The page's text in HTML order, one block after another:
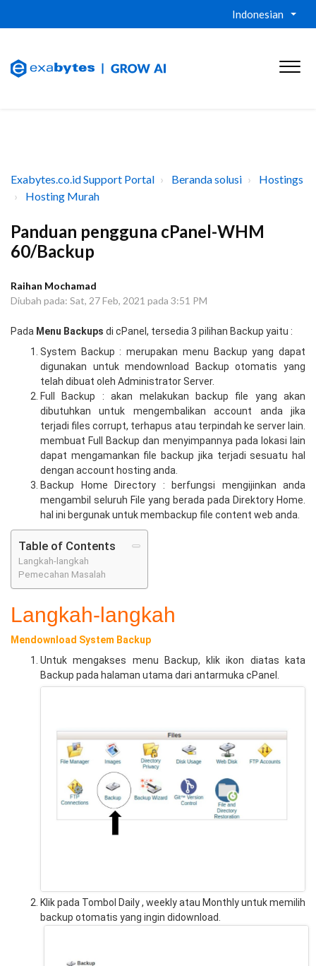
Indonesian
Exabytes.co.id Support Portal Beranda solusi
Hostings
Hosting Murah
Panduan pengguna cPanel-WHM
60/Backup
Raihan Mochamad
Diubah pada: Sat, 27 Feb, 2021 pada 3:51 PM
Pada Menu Backups di cPanel, tersedia 3 pilihan Backup yaitu :
System Backup : merupakan menu Backup yang dapat
digunakan untuk mendownload Backup otomatis yang
telah dibuat oleh Administrator Server.
Full Backup : akan melakukan backup file yang akan
dibutuhkan untuk mengembalikan account anda jika
terjadi files corrupt, terhapus atau terpindah ke server lain.
membuat Full Backup dan menyimpannya pada lokasi lain
dapat mengamankan file backup jika terjadi sesuatu hal
dengan account hosting anda.
Backup Home Directory : berfungsi mengijinkan anda
mengambil seluruh File yang berada pada Direktory Home.
hal ini bergunak untuk membackup file content web anda.
Table of Contents
Langkah-langkah
Pemecahan Masalah
Langkah-langkah
Mendownload System Backup
Untuk mengakses menu Backup, klik ikon diatas kata
Backup pada halaman utama dari antarmuka cPanel.
Klik pada Tombol Daily , weekly atau Monthly untuk memilih
backup otomatis yang ingin didownload.